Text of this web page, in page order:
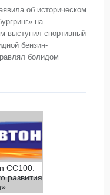
об историческом
на
выступил спортивный
бензин-
болидом